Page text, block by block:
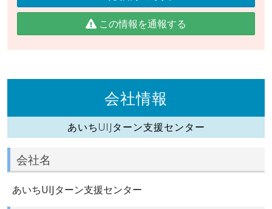
この情報を通報する
会社情報
あいちUIJターン支援センター
会社名
あいちUIJターン支援センター